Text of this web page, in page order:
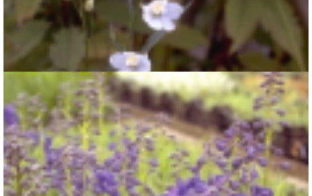
Ridderspoor
Delphinium 'Casa Blanca'